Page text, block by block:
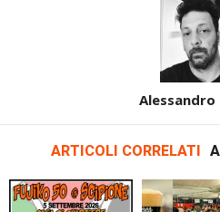
Alessandro
ARTICOLI CORRELATI